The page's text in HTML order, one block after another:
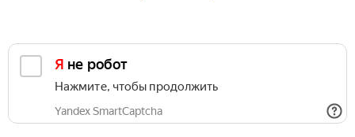
Я не робот
Нажмите, чтобы продолжить
Yandex SmartCaptcha